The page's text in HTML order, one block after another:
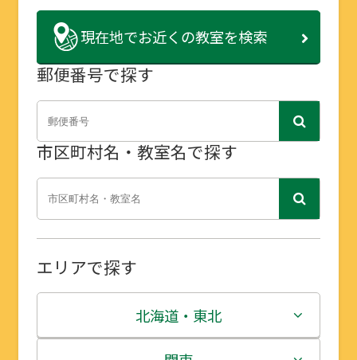
現在地でお近くの教室を検索
郵便番号で探す
市区町村名・教室名で探す
エリアで探す
北海道・東北